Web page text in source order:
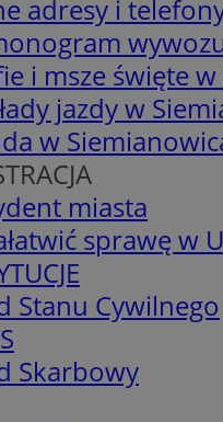
adresy i
i msze święte
jazdy w
w
miasta
sprawę w
Stanu Cywilnego
Skarbowy